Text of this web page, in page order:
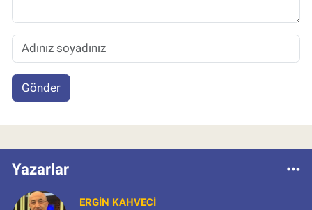
Gönder
Yazarlar
ERGIN KAHVECI